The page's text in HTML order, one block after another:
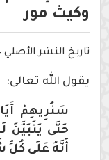
وكيث مور
تاريخ النشر الأصلي 2024-01-18 21:15:06.
يقول الله تعالى:
سَنُرِيهِمْ
حَتَّى يَتَبَيَّنَ
أَنَّهُ عَلَى